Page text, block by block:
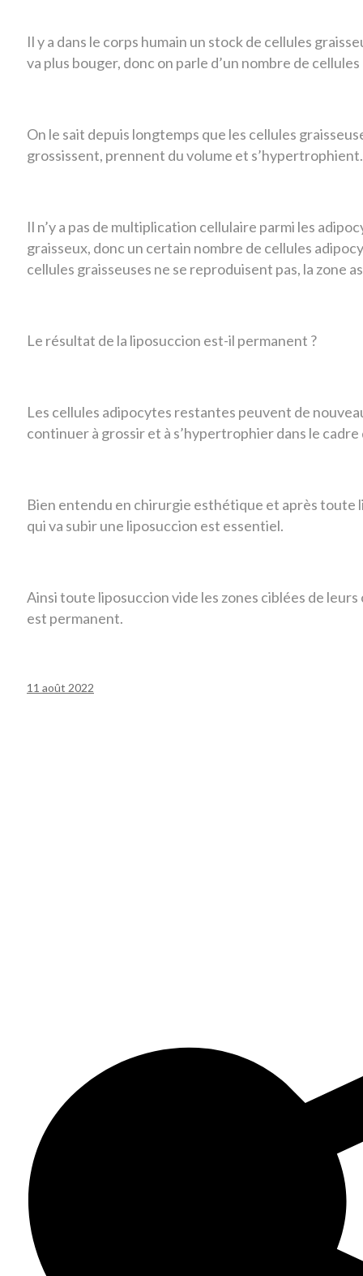
Il y a dans le corps humain un stock de cellules
va plus bouger, donc on parle d’un nombre de
On le sait depuis longtemps que les cellules
grossissent, prennent du volume et s’hypertrophient.
Il n’y a pas de multiplication cellulaire parmi les
graisseux, donc un certain nombre de cellules
cellules graisseuses ne se reproduisent pas, la zone
Le résultat de la liposuccion est-il permanent ?
Les cellules adipocytes restantes peuvent de
continuer à grossir et à s’hypertrophier dans le
Bien entendu en chirurgie esthétique et après toute
qui va subir une liposuccion est essentiel.
Ainsi toute liposuccion vide les zones ciblées de
est permanent.
11 août 2022